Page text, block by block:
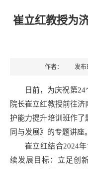
崔立红教授为
作者： 发布
日前，为庆祝第
院长崔立红教授前往
护能力提升培训班作
同与发展》的专题讲座。
崔立红结合2024
续发展目标：立足创